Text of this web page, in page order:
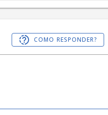
COMO RESPONDER?